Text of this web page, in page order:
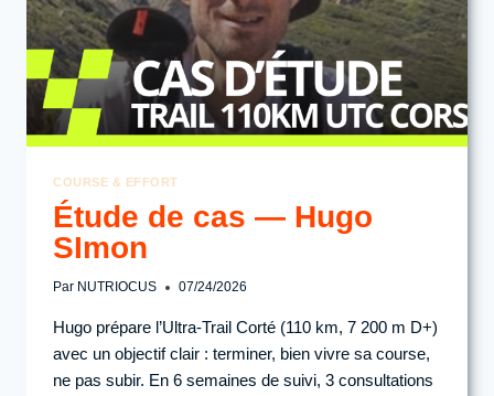
COURSE & EFFORT
Étude de cas — Hugo
SImon
Par NUTRIOCUS 07/24/2026
Hugo prépare l’Ultra-Trail Corté (110 km, 7 200 m D+)
avec un objectif clair : terminer, bien vivre sa course,
ne pas subir. En 6 semaines de suivi, 3 consultations